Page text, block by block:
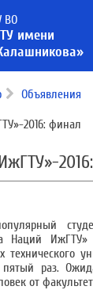
ВО
имени
Объявления
2016: финал
Наций ИжГТУ»
технического
раз.
от